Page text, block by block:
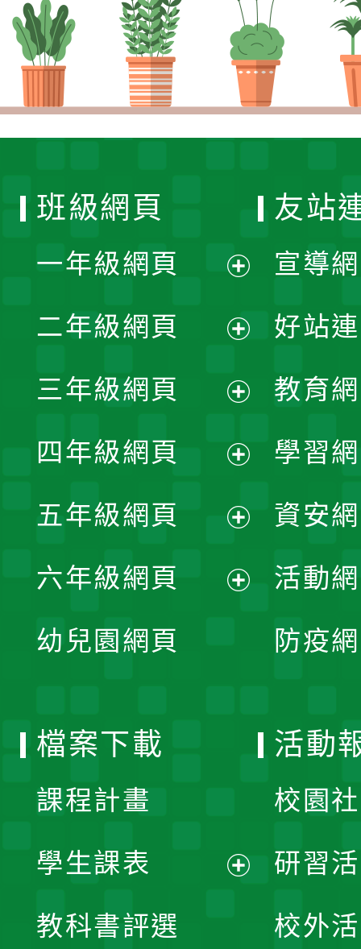
班級網頁
一年級網頁
開
選
單
二年級網頁
開
選
單
三年級網頁
開
選
單
四年級網頁
開
選
五年級網頁
開
六年級網頁
幼兒園網頁
友站
宣導
好站
教育
學習
資安
活動
防疫
檔案下載
課程計畫
學生課表
教科書評選
活動
校園
研習
校外